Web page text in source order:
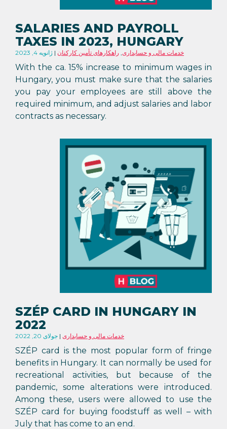
SALARIES AND PAYROLL
TAXES IN 2023, HUNGARY
ژانویه 4, 2023 خدمات مالی و حسابداری, راهکارهای تأمین کارکنان
With the ca. 15% increase to minimum wages in
Hungary, you must make sure that the salaries
you pay your employees are still above the
required minimum, and adjust salaries and labor
contracts as necessary.
SZÉP CARD IN HUNGARY IN
2022
جولای 20, 2022 خدمات مالی و حسابداری
SZÉP card is the most popular form of fringe
benefits in Hungary. It can normally be used for
recreational activities, but because of the
pandemic, some alterations were introduced.
Among these, users were allowed to use the
SZÉP card for buying foodstuff as well – with
July that has come to an end.